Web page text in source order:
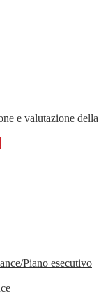
e valutazione della
Piano esecutivo